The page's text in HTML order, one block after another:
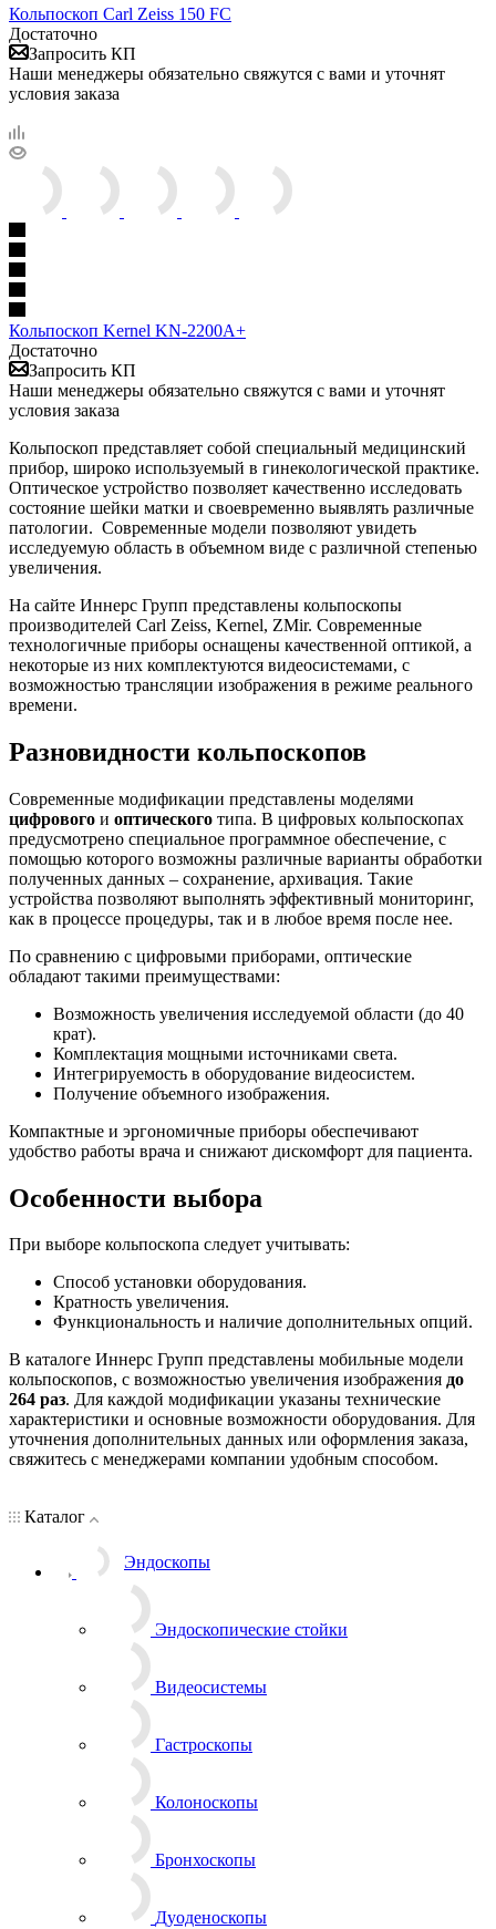
Кольпоскоп Carl Zeiss 150 FC
Достаточно
Запросить КП
Наши менеджеры обязательно свяжутся с вами и уточнят
условия заказа
Кольпоскоп Kernel KN-2200A+
Достаточно
Запросить КП
Наши менеджеры обязательно свяжутся с вами и уточнят
условия заказа
Кольпоскоп представляет собой специальный медицинский
прибор, широко используемый в гинекологической практике.
Оптическое устройство позволяет качественно исследовать
состояние шейки матки и своевременно выявлять различные
патологии. Современные модели позволяют увидеть
исследуемую область в объемном виде с различной степенью
увеличения.
На сайте Иннерс Групп представлены кольпоскопы
производителей Carl Zeiss, Kernel, ZMir. Современные
технологичные приборы оснащены качественной оптикой, а
некоторые из них комплектуются видеосистемами, с
возможностью трансляции изображения в режиме реального
времени.
Разновидности кольпоскопов
Современные модификации представлены моделями
цифрового и оптического типа. В цифровых кольпоскопах
предусмотрено специальное программное обеспечение, с
помощью которого возможны различные варианты обработки
полученных данных – сохранение, архивация. Такие
устройства позволяют выполнять эффективный мониторинг,
как в процессе процедуры, так и в любое время после нее.
По сравнению с цифровыми приборами, оптические
обладают такими преимуществами:
Возможность увеличения исследуемой области (до 40
крат).
Комплектация мощными источниками света.
Интегрируемость в оборудование видеосистем.
Получение объемного изображения.
Компактные и эргономичные приборы обеспечивают
удобство работы врача и снижают дискомфорт для пациента.
Особенности выбора
При выборе кольпоскопа следует учитывать:
Способ установки оборудования.
Кратность увеличения.
Функциональность и наличие дополнительных опций.
В каталоге Иннерс Групп представлены мобильные модели
кольпоскопов, с возможностью увеличения изображения до
264 раз. Для каждой модификации указаны технические
характеристики и основные возможности оборудования. Для
уточнения дополнительных данных или оформления заказа,
свяжитесь с менеджерами компании удобным способом.
Каталог
Эндоскопы
Эндоскопические стойки
Видеосистемы
Гастроскопы
Колоноскопы
Бронхоскопы
Дуоденоскопы